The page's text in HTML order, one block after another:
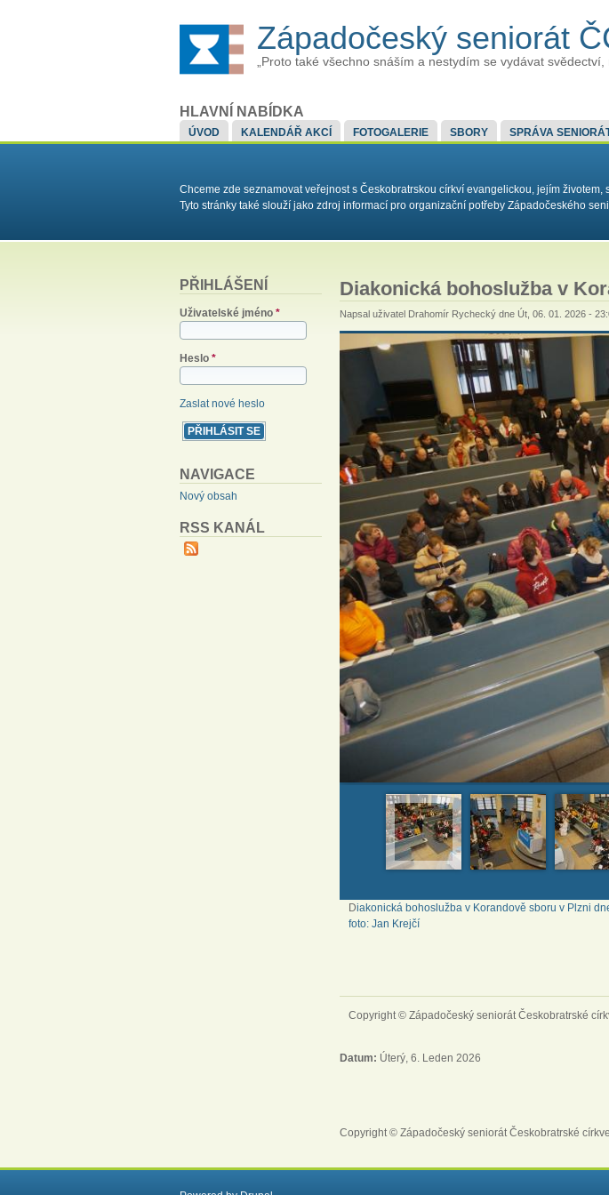
Západočeský seniorát
„Proto také všechno snáším a nestydím se vydávat
HLAVNÍ NABÍDKA
ÚVOD KALENDÁŘ AKCÍ FOTOGALERIE SBORY SPRÁVA
Chceme zde seznamovat veřejnost s Českobratrskou církví evangelickou, jejím
Tyto stránky také slouží jako zdroj informací pro organizační potřeby Západočeského
PŘIHLÁŠENÍ
Uživatelské jméno *
Heslo *
Zaslat nové heslo
NAVIGACE
Nový obsah
RSS KANÁL
Diakonická bohoslužba v
Napsal uživatel Drahomír Rychecký dne Út, 06. 01. 2026 -
Diakonická bohoslužba v Korandově sboru v Plzni
foto: Jan Krejčí
Copyright © Západočeský seniorát Českobratrské
Datum: Úterý, 6. Leden 2026
Copyright © Západočeský seniorát Českobratrské